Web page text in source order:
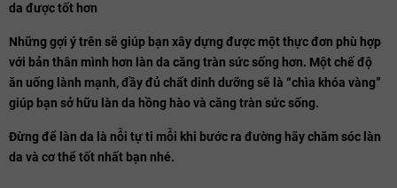
da được tốt hơn
Những gợi ý trên sẽ giúp bạn xây dựng được một thực đơn phù hợp
với bản thân mình hơn làn da căng tràn sức sống hơn. Một chế độ
ăn uống lành mạnh, đầy đủ chất dinh dưỡng sẽ là “chìa khóa vàng”
giúp bạn sở hữu làn da hồng hào và căng tràn sức sống.
Đừng để làn da là nỗi tự ti mỗi khi bước ra đường hãy chăm sóc làn
da và cơ thể tốt nhất bạn nhé.